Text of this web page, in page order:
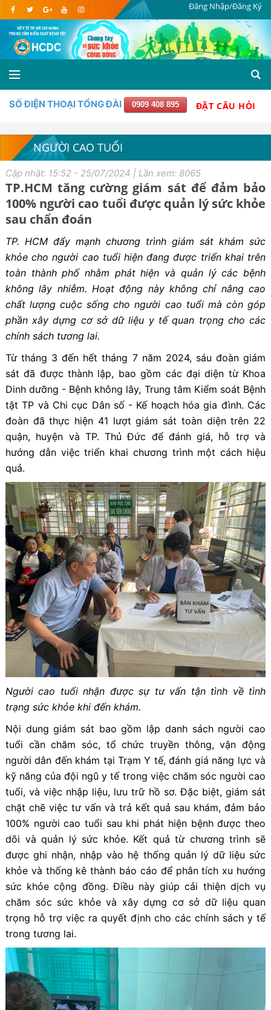
Đăng Nhập/Đăng Ký
SỐ ĐIỆN THOẠI TỔNG ĐÀI 0909 408 895 ĐẶT CÂU HỎI
NGƯỜI CAO TUỔI
Cập nhật: 15:52 - 25/07/2024 | Lần xem: 8065
TP.HCM tăng cường giám sát để đảm bảo
100% người cao tuổi được quản lý sức khỏe
sau chẩn đoán
TP. HCM đẩy mạnh chương trình giám sát khám sức
khỏe cho người cao tuổi hiện đang được triển khai trên
toàn thành phố nhằm phát hiện và quản lý các bệnh
không lây nhiễm. Hoạt động này không chỉ nâng cao
chất lượng cuộc sống cho người cao tuổi mà còn góp
phần xây dựng cơ sở dữ liệu y tế quan trọng cho các
chính sách tương lai.
Từ tháng 3 đến hết tháng 7 năm 2024, sáu đoàn giám
sát đã được thành lập, bao gồm các đại diện từ Khoa
Dinh dưỡng - Bệnh không lây, Trung tâm Kiểm soát Bệnh
tật TP và Chi cục Dân số - Kế hoạch hóa gia đình. Các
đoàn đã thực hiện 41 lượt giám sát toàn diện trên 22
quận, huyện và TP. Thủ Đức để đánh giá, hỗ trợ và
hướng dẫn việc triển khai chương trình một cách hiệu
quả.
Người cao tuổi nhận được sự tư vấn tận tình về tình
trạng sức khỏe khi đến khám.
Nội dung giám sát bao gồm lập danh sách người cao
tuổi cần chăm sóc, tổ chức truyền thông, vận động
người dân đến khám tại Trạm Y tế, đánh giá năng lực và
kỹ năng của đội ngũ y tế trong việc chăm sóc người cao
tuổi, và việc nhập liệu, lưu trữ hồ sơ. Đặc biệt, giám sát
chặt chẽ việc tư vấn và trả kết quả sau khám, đảm bảo
100% người cao tuổi sau khi phát hiện bệnh được theo
dõi và quản lý sức khỏe. Kết quả từ chương trình sẽ
được ghi nhận, nhập vào hệ thống quản lý dữ liệu sức
khỏe và thống kê thành báo cáo để phân tích xu hướng
sức khỏe cộng đồng. Điều này giúp cải thiện dịch vụ
chăm sóc sức khỏe và xây dựng cơ sở dữ liệu quan
trọng hỗ trợ việc ra quyết định cho các chính sách y tế
trong tương lai.